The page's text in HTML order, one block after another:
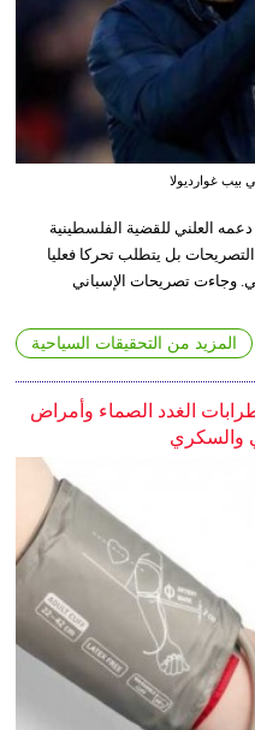
غوارديولا
العلني للقضية الفلسطينية
بل يتطلب تحركا فعليا
وجاءت تصريحات الإسباني
المزيد من التحقيقات السياحية
الغدد الصماء وأمراض
والسكري